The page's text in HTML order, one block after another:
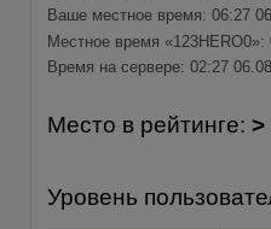
Ваше местное время: 06:27
Местное время «123HERO0»:
Время на сервере: 02:27
Место в рейтинге: >
Уровень